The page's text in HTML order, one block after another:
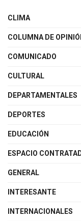
CLIMA
COLUMNA DE
COMUNICADO
CULTURAL
DEPARTAMENTALES
DEPORTES
EDUCACIÓN
ESPACIO
GENERAL
INTERESANTE
INTERNACIONALES